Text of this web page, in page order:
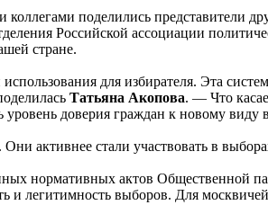
поделились представители
Российской ассоциации
стране.
для избирателя. Эта
Татьяна Акопова. — Что
доверия граждан к новому виду
активнее стали участвовать в
нормативных актов
и легитимность выборов. Для